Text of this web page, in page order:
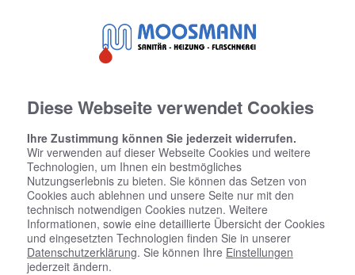
Diese Webseite verwendet Cookies
Ihre Zustimmung können Sie jederzeit widerrufen.
Wir verwenden auf dieser Webseite Cookies und weitere
Technologien, um Ihnen ein bestmögliches
Nutzungserlebnis zu bieten. Sie können das Setzen von
Cookies auch ablehnen und unsere Seite nur mit den
technisch notwendigen Cookies nutzen. Weitere
Informationen, sowie eine detaillierte Übersicht der Cookies
und eingesetzten Technologien finden Sie in unserer
Datenschutzerklärung. Sie können Ihre Einstellungen
jederzeit ändern.